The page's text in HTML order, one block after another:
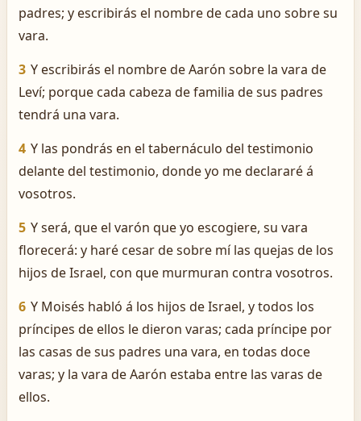
padres; y escribirás el nombre de cada uno sobre su
vara.
3 Y escribirás el nombre de Aarón sobre la vara de
Leví; porque cada cabeza de familia de sus padres
tendrá una vara.
4 Y las pondrás en el tabernáculo del testimonio
delante del testimonio, donde yo me declararé á
vosotros.
5 Y será, que el varón que yo escogiere, su vara
florecerá: y haré cesar de sobre mí las quejas de los
hijos de Israel, con que murmuran contra vosotros.
6 Y Moisés habló á los hijos de Israel, y todos los
príncipes de ellos le dieron varas; cada príncipe por
las casas de sus padres una vara, en todas doce
varas; y la vara de Aarón estaba entre las varas de
ellos.